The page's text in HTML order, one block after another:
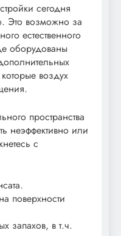
сегодня
Это возможно за
естественного
оборудованы
воздух
пространства
неэффективно или
с
поверхности
запахов, в т.ч.